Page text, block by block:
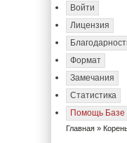
Войти
Лицензия
Формат
Замечания
Статистика
Помощь Базе
Главная »